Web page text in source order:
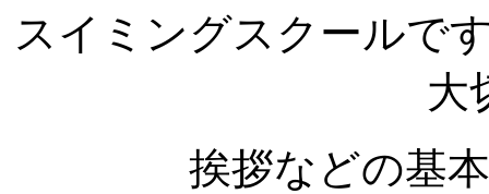
スイミングスクールで
大
挨拶などの基